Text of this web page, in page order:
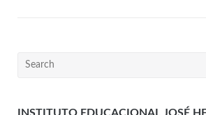
INSTITUTO EDUCACIONAL JOSÉ